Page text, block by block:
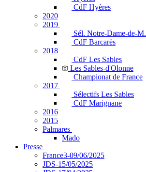
CdF Hyères
2020
2019
Sél. Notre-Dame-de-M.
CdF Barcarès
2018
CdF Les Sables
Les Sables-d'Olonne
Championat de France
2017
Sélectifs Les Sables
CdF Marignane
2016
2015
Palmares
Mado
Presse
France3-09/06/2025
JDS-15/05/2025